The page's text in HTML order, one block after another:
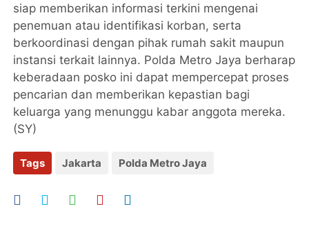
siap memberikan informasi terkini mengenai
penemuan atau identifikasi korban, serta
berkoordinasi dengan pihak rumah sakit maupun
instansi terkait lainnya. Polda Metro Jaya berharap
keberadaan posko ini dapat mempercepat proses
pencarian dan memberikan kepastian bagi
keluarga yang menunggu kabar anggota mereka.
(SY)
Tags Jakarta Polda Metro Jaya